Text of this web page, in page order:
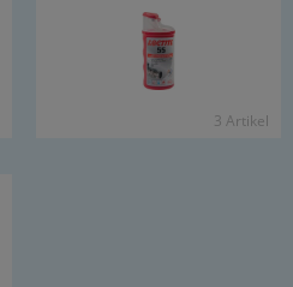
3 Ar­ti­kel